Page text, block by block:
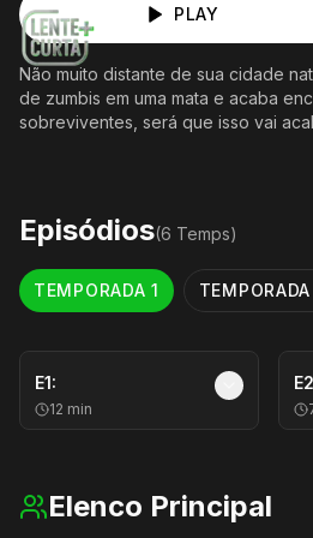
PLAY
Não muito distante de sua cidade
de zumbis em uma mata e acaba
sobreviventes, será que isso vai
Episódios(6 Temps)
TEMPORADA 1 TEMPORADA
E1:
12 min
E2
Elenco Principal